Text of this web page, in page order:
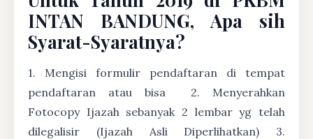
INTAN BANDUNG, Apa sih
Syarat-Syaratnya?
1. Mengisi formulir pendaftaran di tempat
pendaftaran atau bisa
2. Menyerahkan
Fotocopy Ijazah sebanyak 2 lembar yg telah
dilegalisir (Ijazah Asli Diperlihatkan) 3.